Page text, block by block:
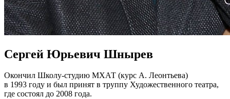
Сергей Юрьевич Шнырев
Окончил Школу-студию МХАТ (курс А. Леонтьева)
в 1993 году и был принят в труппу Художественного театра,
где состоял до 2008 года.